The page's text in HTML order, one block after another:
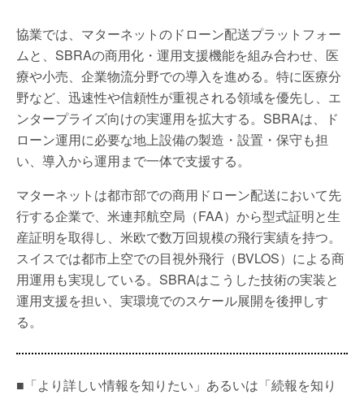
協業では、マターネットのドローン配送プラットフォー
ムと、SBRAの商用化・運用支援機能を組み合わせ、医
療や小売、企業物流分野での導入を進める。特に医療分
野など、迅速性や信頼性が重視される領域を優先し、エ
ンタープライズ向けの実運用を拡大する。SBRAは、ド
ローン運用に必要な地上設備の製造・設置・保守も担
い、導入から運用まで一体で支援する。
マターネットは都市部での商用ドローン配送において先
行する企業で、米連邦航空局（FAA）から型式証明と生
産証明を取得し、米欧で数万回規模の飛行実績を持つ。
スイスでは都市上空での目視外飛行（BVLOS）による商
用運用も実現している。SBRAはこうした技術の実装と
運用支援を担い、実環境でのスケール展開を後押しす
る。
■「より詳しい情報を知りたい」あるいは「続報を知り